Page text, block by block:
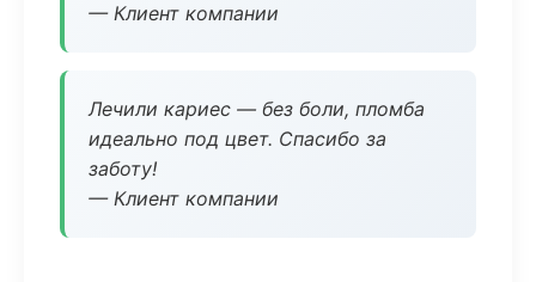
— Клиент компании
Лечили кариес — без боли, пломба
идеально под цвет. Спасибо за
заботу!
— Клиент компании